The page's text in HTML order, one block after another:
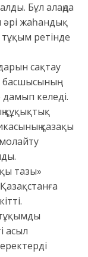
Бұл алаңда
әрі жаһандық
ретінде
сақтау
келеді.
құқықтық
қазақы
тазы»
тұқымды
асыл